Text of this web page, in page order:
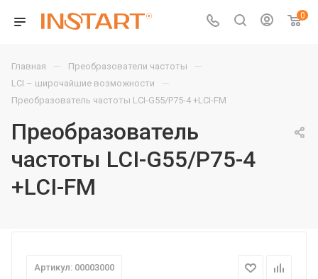
0
Главная — Преобразователи частоты —
LCI – широчайшие возможности —
Преобразователь частоты LCI-G55/P75-4 +LCI-FM
Преобразователь
частоты LCI-G55/P75-4
+LCI-FM
Артикул: 00003000